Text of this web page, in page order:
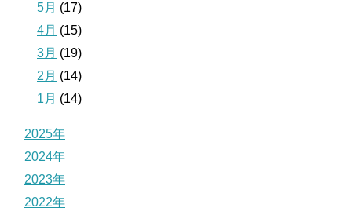
5月 (17)
4月 (15)
3月 (19)
2月 (14)
1月 (14)
2025年
2024年
2023年
2022年